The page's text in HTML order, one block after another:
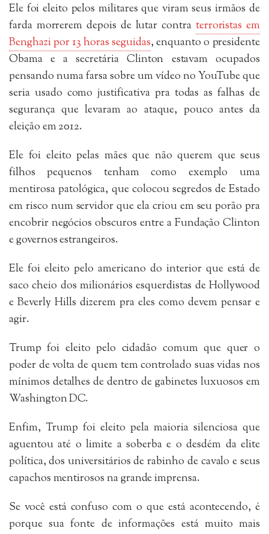
Ele foi eleito pelos militares que viram seus irmãos de
farda morrerem depois de lutar contra terroristas em
Benghazi por 13 horas seguidas, enquanto o presidente
Obama e a secretária Clinton estavam ocupados
pensando numa farsa sobre um vídeo no YouTube que
seria usado como justificativa pra todas as falhas de
segurança que levaram ao ataque, pouco antes da
eleição em 2012.
Ele foi eleito pelas mães que não querem que seus
filhos pequenos tenham como exemplo uma
mentirosa patológica, que colocou segredos de Estado
em risco num servidor que ela criou em seu porão pra
encobrir negócios obscuros entre a Fundação Clinton
e governos estrangeiros.
Ele foi eleito pelo americano do interior que está de
saco cheio dos milionários esquerdistas de Hollywood
e Beverly Hills dizerem pra eles como devem pensar e
agir.
Trump foi eleito pelo cidadão comum que quer o
poder de volta de quem tem controlado suas vidas nos
mínimos detalhes de dentro de gabinetes luxuosos em
Washington DC.
Enfim, Trump foi eleito pela maioria silenciosa que
aguentou até o limite a soberba e o desdém da elite
política, dos universitários de rabinho de cavalo e seus
capachos mentirosos na grande imprensa.
Se você está confuso com o que está acontecendo, é
porque sua fonte de informações está muito mais